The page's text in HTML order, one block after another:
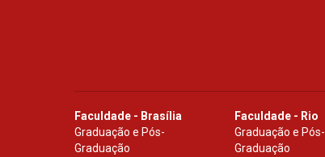
Faculdade - Brasília
Graduação e Pós-
Graduação
Faculdade - Rio
Graduação e Pós-
Graduação